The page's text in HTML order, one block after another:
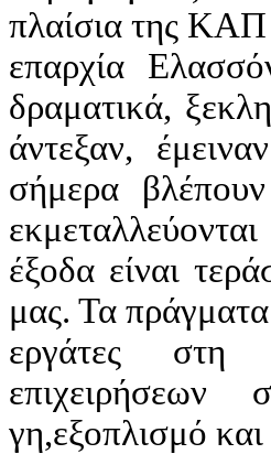
πλαίσια της ΚΑΠ
επαρχία
δραματικά,
άντεξαν,
σήμερα
έξοδα είναι
μας. Τα
εργάτες στη
επιχειρήσεων
γη,εξοπλισμό